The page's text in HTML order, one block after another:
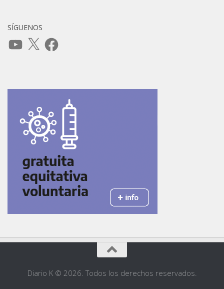
SÍGUENOS
YouTube
X Facebook
Diario K © 2026. Todos los derechos reservados.